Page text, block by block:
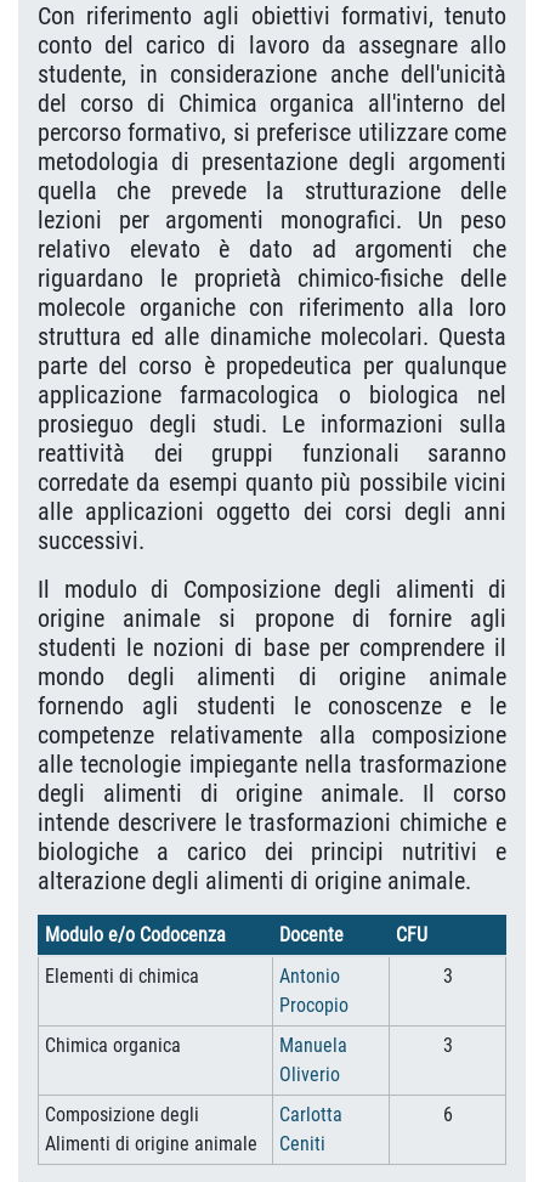
Con riferimento agli obiettivi formativi, tenuto
conto del carico di lavoro da assegnare allo
studente, in considerazione anche dell'unicità
del corso di Chimica organica all'interno del
percorso formativo, si preferisce utilizzare come
metodologia di presentazione degli argomenti
quella che prevede la strutturazione delle
lezioni per argomenti monografici. Un peso
relativo elevato è dato ad argomenti che
riguardano le proprietà chimico-fisiche delle
molecole organiche con riferimento alla loro
struttura ed alle dinamiche molecolari. Questa
parte del corso è propedeutica per qualunque
applicazione farmacologica o biologica nel
prosieguo degli studi. Le informazioni sulla
reattività dei gruppi funzionali saranno
corredate da esempi quanto più possibile vicini
alle applicazioni oggetto dei corsi degli anni
successivi.
Il modulo di Composizione degli alimenti di
origine animale si propone di fornire agli
studenti le nozioni di base per comprendere il
mondo degli alimenti di origine animale
fornendo agli studenti le conoscenze e le
competenze relativamente alla composizione
alle tecnologie impiegante nella trasformazione
degli alimenti di origine animale. Il corso
intende descrivere le trasformazioni chimiche e
biologiche a carico dei principi nutritivi e
alterazione degli alimenti di origine animale.
Modulo e/o Codocenza Docente
CFU
Elementi di chimica
Antonio
Procopio
3
Chimica organica
Manuela
Oliverio
3
Composizione degli
Alimenti di origine animale
Carlotta
Ceniti
6